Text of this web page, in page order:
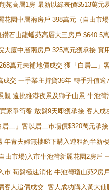
苑高層1房 最新以綠表價$513萬元
花園中層兩房戶 398萬元（自由市
石山龍蟠苑高層大三房戶
大廈中層兩房戶 325萬元獲承接 實
萬元未補地價成交 獲「白居二」
成交 一手業主持貨36年 轉手升值逾
觀 遠挑維港夜景及獅子山景 牛池
家爭筍盤 放盤9天即獲承接 客人
二」客以居二市場價$320萬元承接
年青夫婦無樓睇下購入連租約半新
由市場)入市牛池灣新麗花園2房戶
市 荀盤極速消化 牛池灣瓊山苑2房
客人追價成交 客人成功購入黃大